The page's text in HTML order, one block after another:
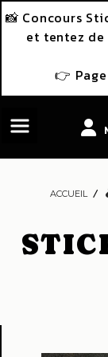
📸 Concours
et tentez
👉
ACCUEIL
Panneau de gestion